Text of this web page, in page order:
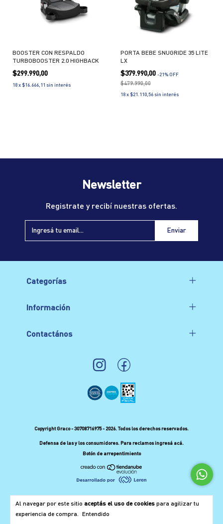
Al navegar por este sitio aceptás el uso de cookies para agilizar tu
experiencia de compra.
Entendido
BOOSTER CON RESPALDO
TURBOBOOSTER 2.0 HIGHBACK
$299.990,00
18 x $16.666,11 sin interés
PORTA BEBE SNUGRIDE 35 LITE
LX
$379.990,00 -21 % OFF
$479.990,00
18 x $21.110,56 sin interés
Newsletter
Registrate y recibí nuestras ofertas.
Categorías
Información
Contactános
Copyright Graco - 30708716975 - 2026. Todos los derechos reservados.
Defensa de las y los consumidores. Para reclamos ingresá acá.
Botón de arrepentimiento